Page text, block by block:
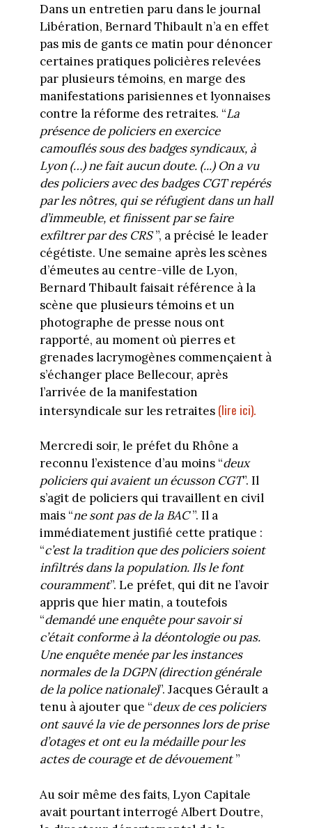
Dans un entretien paru dans le journal
Libération, Bernard Thibault n’a en effet
pas mis de gants ce matin pour dénoncer
certaines pratiques policières relevées
par plusieurs témoins, en marge des
manifestations parisiennes et lyonnaises
contre la réforme des retraites. “La
présence de policiers en exercice
camouflés sous des badges syndicaux, à
Lyon (…) ne fait aucun doute. (...) On a vu
des policiers avec des badges CGT repérés
par les nôtres, qui se réfugient dans un hall
d’immeuble, et finissent par se faire
exfiltrer par des CRS”, a précisé le leader
cégétiste. Une semaine après les scènes
d’émeutes au centre-ville de Lyon,
Bernard Thibault faisait référence à la
scène que plusieurs témoins et un
photographe de presse nous ont
rapporté, au moment où pierres et
grenades lacrymogènes commençaient à
s’échanger place Bellecour, après
l’arrivée de la manifestation
intersyndicale sur les retraites (lire ici).
Mercredi soir, le préfet du Rhône a
reconnu l’existence d’au moins “deux
policiers qui avaient un écusson CGT”. Il
s’agit de policiers qui travaillent en civil
mais “ne sont pas de la BAC”. Il a
immédiatement justifié cette pratique :
“c’est la tradition que des policiers soient
infiltrés dans la population. Ils le font
couramment”. Le préfet, qui dit ne l’avoir
appris que hier matin, a toutefois
“demandé une enquête pour savoir si
c’était conforme à la déontologie ou pas.
Une enquête menée par les instances
normales de la DGPN (direction générale
de la police nationale)”. Jacques Gérault a
tenu à ajouter que “deux de ces policiers
ont sauvé la vie de personnes lors de prise
d’otages et ont eu la médaille pour les
actes de courage et de dévouement”
Au soir même des faits, Lyon Capitale
avait pourtant interrogé Albert Doutre,